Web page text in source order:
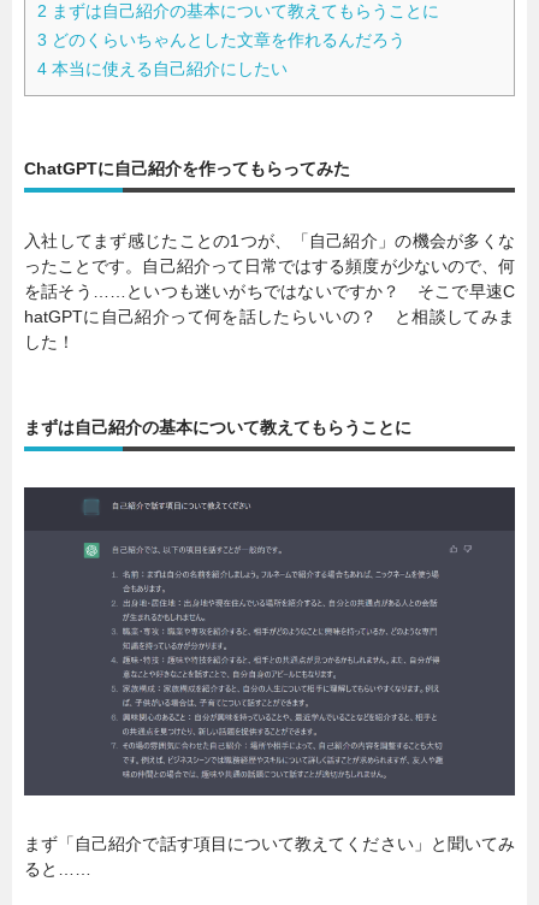
2 まずは自己紹介の基本について教えてもらうことに
3 どのくらいちゃんとした文章を作れるんだろう
4 本当に使える自己紹介にしたい
ChatGPTに自己紹介を作ってもらってみた
入社してまず感じたことの1つが、「自己紹介」の機会が多くな
ったことです。自己紹介って日常ではする頻度が少ないので、何
を話そう……といつも迷いがちではないですか？ そこで早速C
hatGPTに自己紹介って何を話したらいいの？ と相談してみま
した！
まずは自己紹介の基本について教えてもらうことに
まず「自己紹介で話す項目について教えてください」と聞いてみ
ると……